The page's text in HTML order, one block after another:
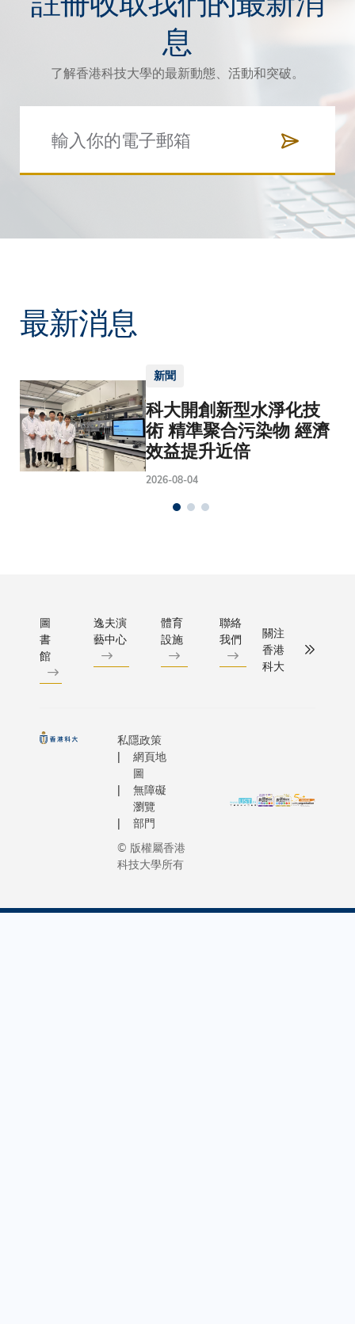
息
了解香港科技大學的最新動態、活動和突破。
最新消息
新聞
科大開創新型水淨化技
術 精準聚合污染物 經濟
效益提升近倍
2026-08-04
圖
書
館
逸夫演
藝中心
體育
設施
聯絡
我們
關注
香港
科大
私隱政策
網頁地
圖
無障礙
瀏覽
部門
© 版權屬香港
科技大學所有